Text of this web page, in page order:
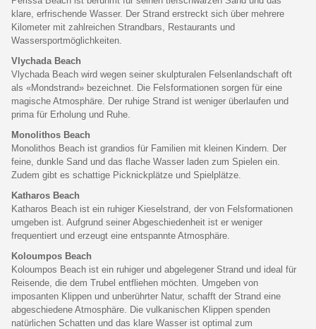
klare, erfrischende Wasser. Der Strand erstreckt sich über mehrere
Kilometer mit zahlreichen Strandbars, Restaurants und
Wassersportmöglichkeiten.
Vlychada Beach
Vlychada Beach wird wegen seiner skulpturalen Felsenlandschaft oft
als «Mondstrand» bezeichnet. Die Felsformationen sorgen für eine
magische Atmosphäre. Der ruhige Strand ist weniger überlaufen und
prima für Erholung und Ruhe.
Monolithos Beach
Monolithos Beach ist grandios für Familien mit kleinen Kindern. Der
feine, dunkle Sand und das flache Wasser laden zum Spielen ein.
Zudem gibt es schattige Picknickplätze und Spielplätze.
Katharos Beach
Katharos Beach ist ein ruhiger Kieselstrand, der von Felsformationen
umgeben ist. Aufgrund seiner Abgeschiedenheit ist er weniger
frequentiert und erzeugt eine entspannte Atmosphäre.
Koloumpos Beach
Koloumpos Beach ist ein ruhiger und abgelegener Strand und ideal für
Reisende, die dem Trubel entfliehen möchten. Umgeben von
imposanten Klippen und unberührter Natur, schafft der Strand eine
abgeschiedene Atmosphäre. Die vulkanischen Klippen spenden
natürlichen Schatten und das klare Wasser ist optimal zum